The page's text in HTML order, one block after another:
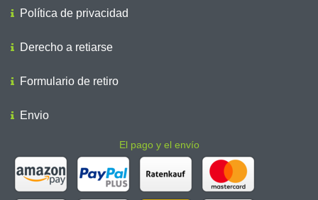
Política de privacidad
Derecho a retiarse
Formulario de retiro
Envio
El pago y el envío